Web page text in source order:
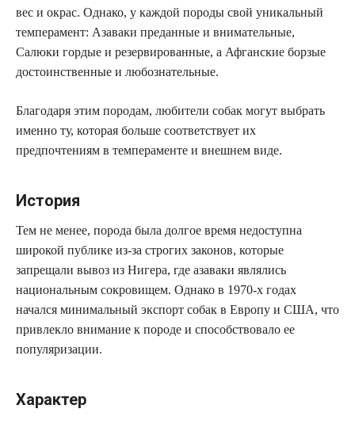
вес и окрас. Однако, у каждой породы свой уникальный
темперамент: Азаваки преданные и внимательные,
Салюки гордые и резервированные, а Афганские борзые
достоинственные и любознательные.
Благодаря этим породам, любители собак могут выбрать
именно ту, которая больше соответствует их
предпочтениям в темпераменте и внешнем виде.
История
Тем не менее, порода была долгое время недоступна
широкой публике из-за строгих законов, которые
запрещали вывоз из Нигера, где азаваки являлись
национальным сокровищем. Однако в 1970-х годах
начался минимальный экспорт собак в Европу и США, что
привлекло внимание к породе и способствовало ее
популяризации.
Характер